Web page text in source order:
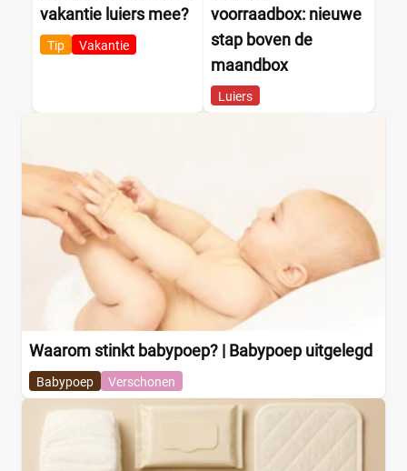
vakantie luiers mee?
Tip Vakantie
voorraadbox: nieuwe
stap boven de
maandbox
Luiers
Waarom stinkt babypoep? | Babypoep uitgelegd
Babypoep Verschonen